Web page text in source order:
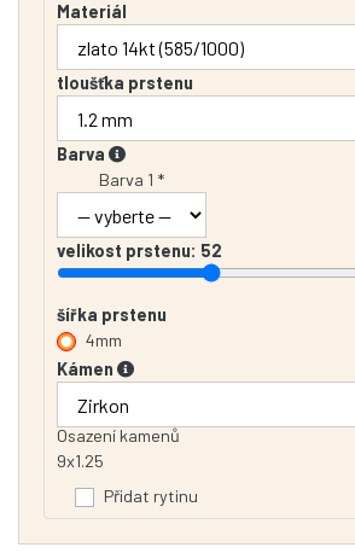
Materiál
tloušťka prstenu
Barva
Barva 1 *
velikost prstenu: 52
šířka prstenu
4mm
Kámen
Osazení kamenů
9x1.25
Přidat rytinu